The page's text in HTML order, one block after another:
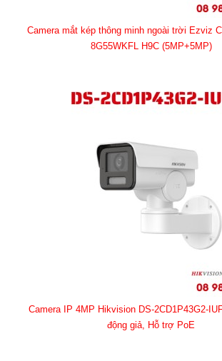
Camera mắt kép thông minh ngoài trời Ezviz
8G55WKFL H9C (5MP+5MP)
Camera IP 4MP Hikvision DS-2CD1P43G2-
động giả, Hỗ trợ PoE